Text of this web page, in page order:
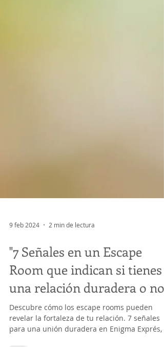
9 feb 2024 2 min de lectura
"7 Señales en un Escape
Room que indican si tienes
una relación duradera o no"